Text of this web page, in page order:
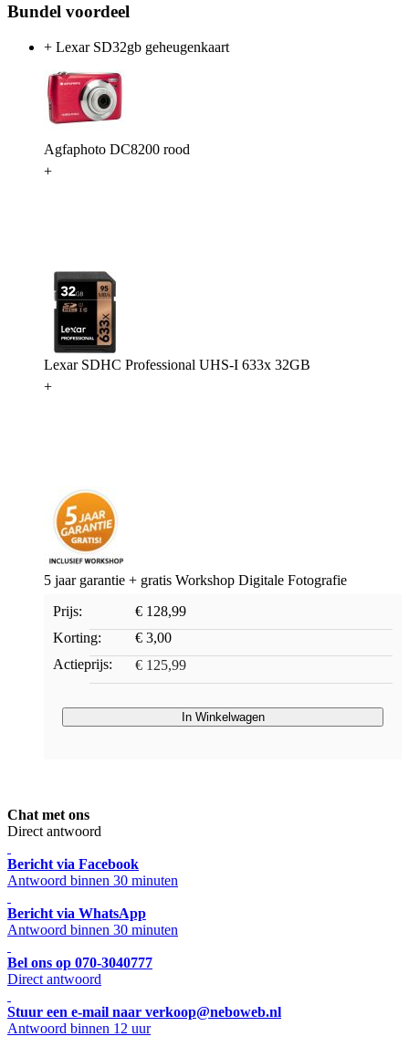
Bundel voordeel
+ Lexar SD32gb geheugenkaart
Agfaphoto DC8200 rood
+
Lexar SDHC Professional UHS-I 633x 32GB
+
5 jaar garantie + gratis Workshop Digitale Fotografie
Prijs:
€ 128,99
Korting:
€ 3,00
Actieprijs:
€ 125,99
In Winkelwagen
Chat met ons
Direct antwoord
Bericht via Facebook
Antwoord binnen 30 minuten
Bericht via WhatsApp
Antwoord binnen 30 minuten
Bel ons op 070-3040777
Direct antwoord
Stuur een e-mail naar verkoop@neboweb.nl
Antwoord binnen 12 uur